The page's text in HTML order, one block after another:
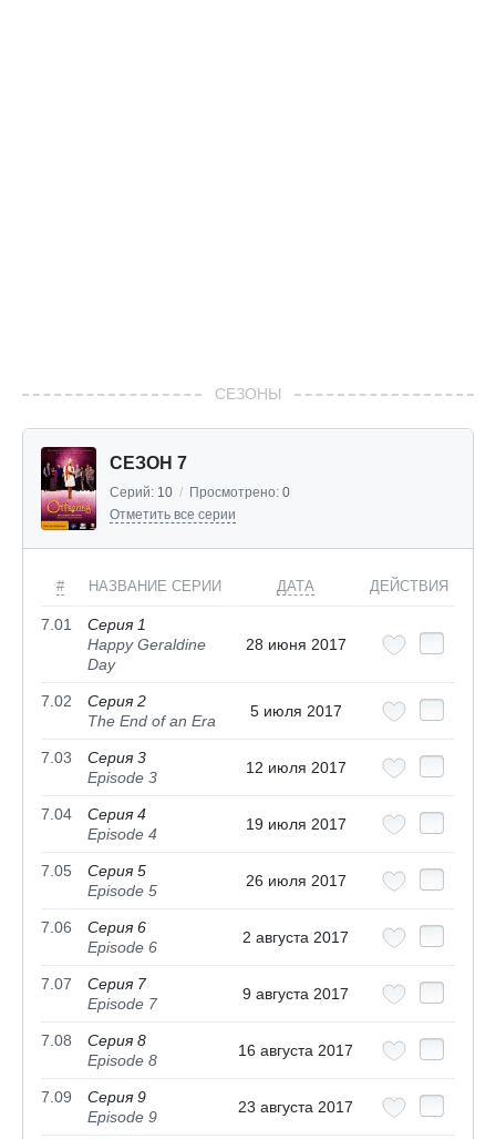
СЕЗОНЫ
СЕЗОН 7
Серий: 10 / Просмотрено: 0
Отметить все серии
# НАЗВАНИЕ СЕРИИ ДАТА ДЕЙСТВИЯ
7.01
Серия 1
Happy Geraldine
Day
28 июня 2017
7.02
Серия 2
The End of an Era
5 июля 2017
7.03
Серия 3
Episode 3
12 июля 2017
7.04
Серия 4
Episode 4
19 июля 2017
7.05
Серия 5
Episode 5
26 июля 2017
7.06
Серия 6
Episode 6
2 августа 2017
7.07
Серия 7
Episode 7
9 августа 2017
7.08
Серия 8
Episode 8
16 августа 2017
7.09
Серия 9
Episode 9
23 августа 2017